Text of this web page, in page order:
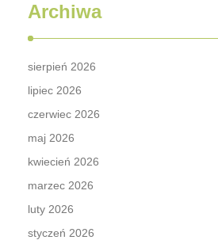
Archiwa
sierpień 2026
lipiec 2026
czerwiec 2026
maj 2026
kwiecień 2026
marzec 2026
luty 2026
styczeń 2026